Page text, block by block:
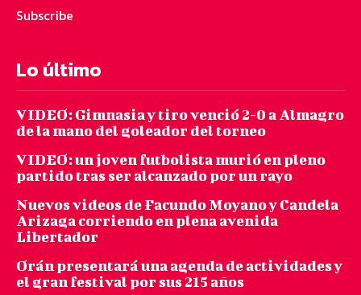
Subscribe
Lo último
VIDEO: Gimnasia y tiro venció 2-0 a Almagro
de la mano del goleador del torneo
VIDEO: un joven futbolista murió en pleno
partido tras ser alcanzado por un rayo
Nuevos videos de Facundo Moyano y Candela
Arizaga corriendo en plena avenida
Libertador
Orán presentará una agenda de actividades y
el gran festival por sus 215 años